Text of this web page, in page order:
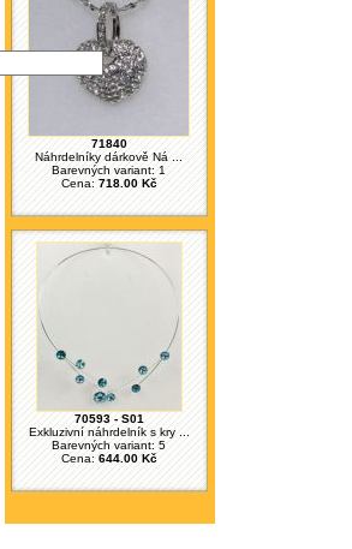
71840
Náhrdelníky dárkově Ná ...
Barevných variant: 1
Cena: 718.00 Kč
70593 - S01
Exkluzivní náhrdelník s kry ...
Barevných variant: 5
Cena: 644.00 Kč